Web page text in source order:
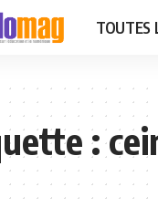
TOUTES
: